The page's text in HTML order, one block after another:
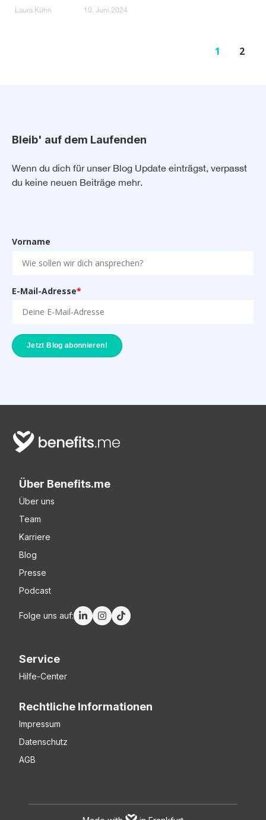
Laura Kühn 10. Juni 2024
1 2
Bleib' auf dem Laufenden
Wenn du dich für unser Blog Update einträgst, verpasst
du keine neuen Beiträge mehr.
Vorname
E-Mail-Adresse*
Über Benefits.me
Über uns
Team
Karriere
Blog
Presse
Podcast
Folge uns auf:
Service
Hilfe-Center
Rechtliche Informationen
Impressum
Datenschutz
AGB